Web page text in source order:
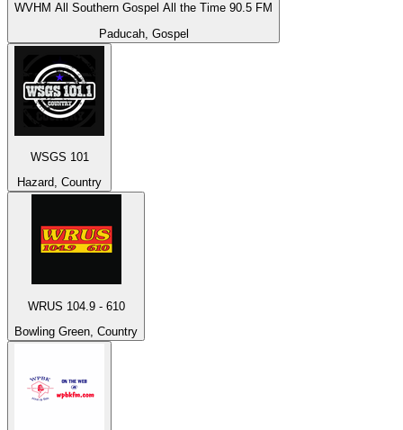
WVHM All Southern Gospel All the Time 90.5 FM
Paducah, Gospel
WSGS 101
Hazard, Country
WRUS 104.9 - 610
Bowling Green, Country